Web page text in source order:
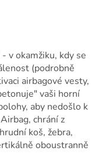
v okamžiku, kdy se
(podrobně
airbagové vesty,
vaši horní
aby nedošlo k
chrání z
koš, žebra,
oboustranně